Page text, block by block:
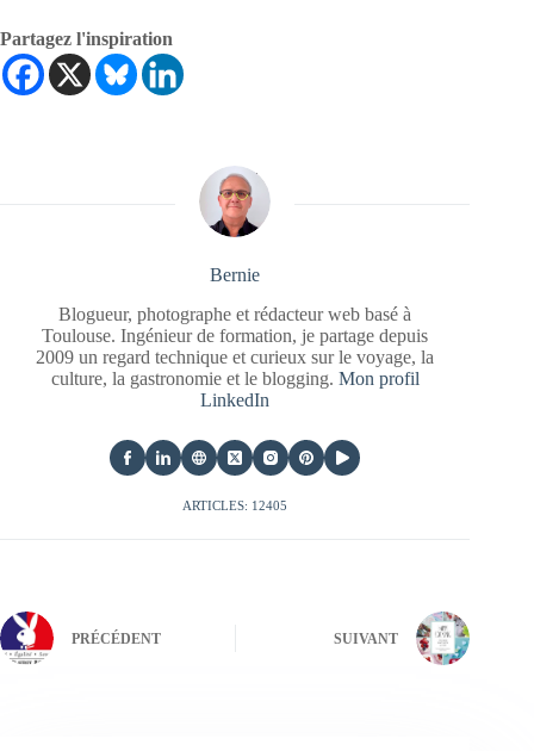
Partagez l'inspiration
Bernie
Blogueur, photographe et rédacteur web basé à
Toulouse. Ingénieur de formation, je partage depuis
2009 un regard technique et curieux sur le voyage, la
culture, la gastronomie et le blogging. Mon profil
LinkedIn
ARTICLES: 12405
PRÉCÉDENT SUIVANT